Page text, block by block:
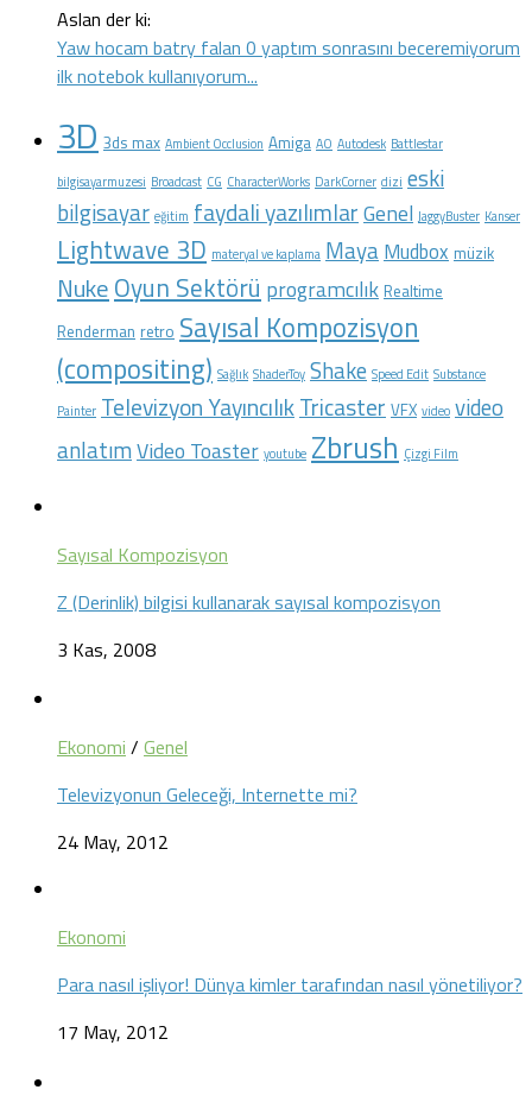
Aslan der ki:
Yaw hocam batry falan 0 yaptım sonrasını beceremiyorum
ilk notebok kullanıyorum...
3D 3ds max Ambient Occlusion Amiga AO Autodesk Battlestar
bilgisayarmuzesi Broadcast CG CharacterWorks DarkCorner dizi eski
bilgisayar eğitim faydali yazılımlarGenel JaggyBuster Kanser
Lightwave 3D materyal ve kaplama Maya Mudbox müzik
NukeOyun Sektörü programcılık Realtime
Renderman retro Sayısal Kompozisyon
(compositing) Sağlık ShaderToy Shake Speed Edit Substance
Painter Televizyon YayıncılıkTricaster VFX video video
anlatımVideo Toaster youtube Zbrush Çizgi Film
Sayısal Kompozisyon
Z (Derinlik) bilgisi kullanarak sayısal kompozisyon
3 Kas, 2008
Ekonomi / Genel
Televizyonun Geleceği, Internette mi?
24 May, 2012
Ekonomi
Para nasıl işliyor! Dünya kimler tarafından nasıl yönetiliyor?
17 May, 2012